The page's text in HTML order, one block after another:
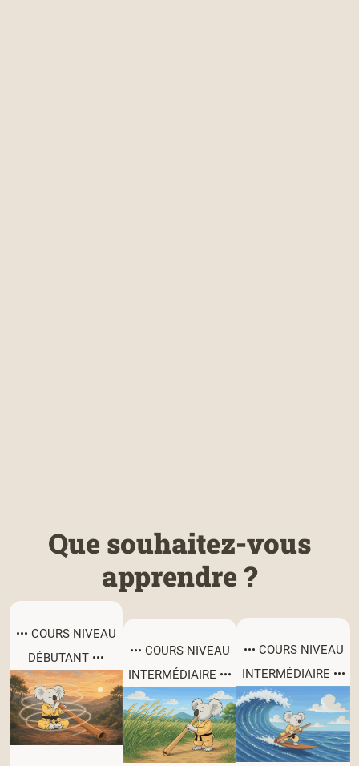
Que souhaitez-vous
apprendre ?
••• COURS NIVEAU
DÉBUTANT •••
••• COURS NIVEAU
INTERMÉDIAIRE •••
••• COURS NIVEAU
INTERMÉDIAIRE •••